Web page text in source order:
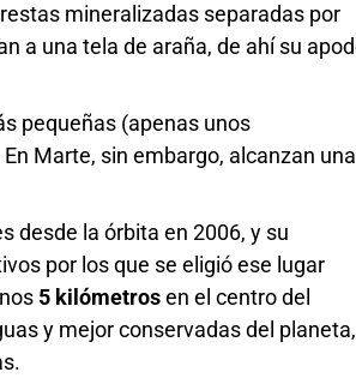
mineralizadas separadas por
a una tela de araña, de ahí su
pequeñas (apenas unos
Marte, sin embargo, alcanzan una
desde la órbita en 2006, y su
por los que se eligió ese lugar
5 kilómetrosen el centro del
y mejor conservadas del planeta,